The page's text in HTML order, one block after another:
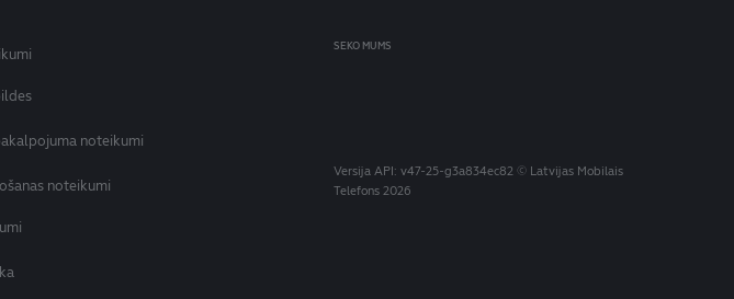
noteikumi
noteikumi
SEKO MUMS
Versija API: v47-25-g3a834ec82© Latvijas Mobilais
Telefons 2026